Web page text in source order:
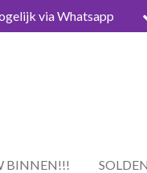
via Whatsapp
BINNEN!!! SOLDEN